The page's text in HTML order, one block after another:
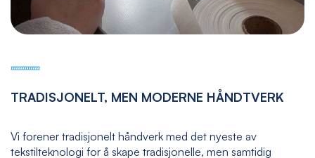
TRADISJONELT, MEN MODERNE HÅNDTVERK
Vi forener tradisjonelt håndverk med det nyeste av
tekstilteknologi for å skape tradisjonelle, men samtidig